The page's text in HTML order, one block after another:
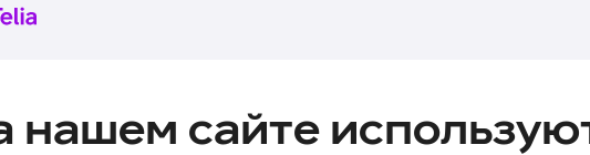
нашем сайте